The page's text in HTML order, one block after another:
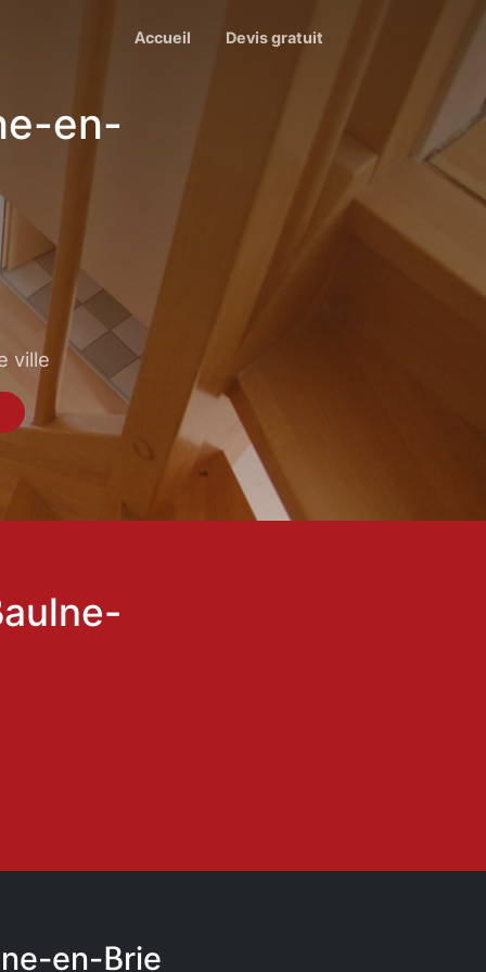
Accueil Devis gratuit
en-
ville
en-Brie